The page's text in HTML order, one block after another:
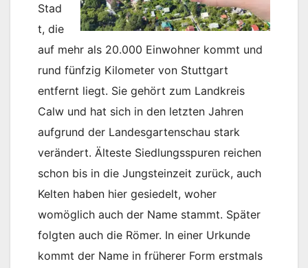
Stad
t, die
auf mehr als 20.000 Einwohner kommt und
rund fünfzig Kilometer von Stuttgart
entfernt liegt. Sie gehört zum Landkreis
Calw und hat sich in den letzten Jahren
aufgrund der Landesgartenschau stark
verändert. Älteste Siedlungsspuren reichen
schon bis in die Jungsteinzeit zurück, auch
Kelten haben hier gesiedelt, woher
womöglich auch der Name stammt. Später
folgten auch die Römer. In einer Urkunde
kommt der Name in früherer Form erstmals